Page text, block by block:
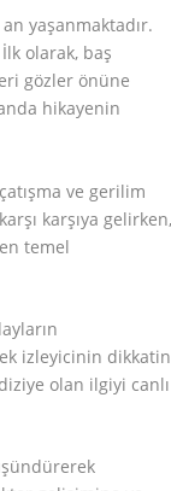
yaşanmaktadır.
olarak, baş
gözler önüne
hikayenin
ve gerilim
karşıya
temel
izleyicinin
olan ilgiyi canlı